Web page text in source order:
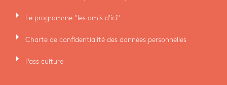
arrow_right Le programme "les amis d'ici"
arrow_right Charte de confidentialité des données personnelles
arrow_right Pass culture